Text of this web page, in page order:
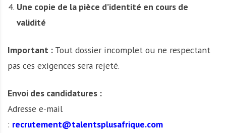
Une copie de la pièce d’identité en cours de
validité
Important : Tout dossier incomplet ou ne respectant
pas ces exigences sera rejeté.
Envoi des candidatures :
Adresse e-mail
: recrutement@talentsplusafrique.com